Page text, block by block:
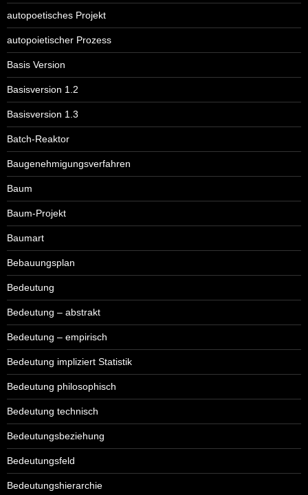
autopoetisches Projekt
autopoietischer Prozess
Basis Version
Basisversion 1.2
Basisversion 1.3
Batch-Reaktor
Baugenehmigungsverfahren
Baum
Baum-Projekt
Baumart
Bebauungsplan
Bedeutung
Bedeutung – abstrakt
Bedeutung – empirisch
Bedeutung impliziert Statistik
Bedeutung philosophisch
Bedeutung technisch
Bedeutungsbeziehung
Bedeutungsfeld
Bedeutungshierarchie